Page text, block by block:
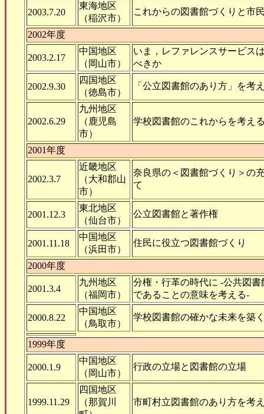
2003.7.20
東海地区
（稲沢市）
これからの図書館づくりと市
2002年度
2003.2.17
中国地区
（岡山市）
いま，レファレンスサービス
べきか
2002.9.30
四国地区
（徳島市）
「公立図書館のあり方」を考
2002.6.29
九州地区
（鹿児島
市）
学校図書館のこれからを考え
2001年度
2002.3.7
近畿地区
（大和郡山
市）
奈良県の＜図書館づくり＞の
て
2001.12.3
東北地区
（仙台市）
公立図書館と著作権
2001.11.18
中国地区
（浜田市）
住民に役立つ図書館づくり
2000年度
2001.3.4
九州地区
（福岡市）
分権・行革の時代に -公共図書
であることの意味を考える-
2000.8.22
中国地区
（鳥取市）
学校図書館の確かな未来を築
1999年度
2000.1.9
中国地区
（岡山市）
行政の立場と図書館の立場
1999.11.29
四国地区
（那賀川
市町村立図書館のあり方を考